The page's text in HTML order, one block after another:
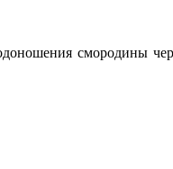
смородины